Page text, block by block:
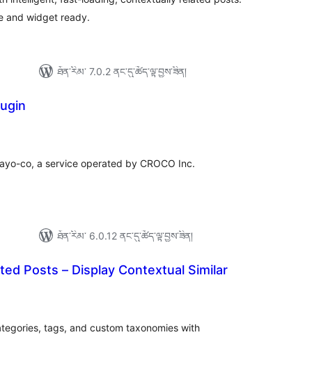
and widget ready.
ཐོན་རིམ་ 7.0.2 ནང་དུ་ཚོད་ལྟ་བྱས་ཟིན།
co, a service operated by CROCO Inc.
ཐོན་རིམ་ 6.0.12 ནང་དུ་ཚོད་ལྟ་བྱས་ཟིན།
Posts – Display Contextual Similar
tags, and custom taxonomies with